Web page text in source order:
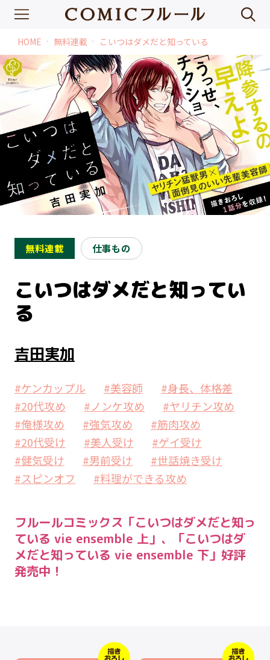
HOME chevron_right 無料連載 chevron_right こいつはダメだと知っている
無料連載 仕事もの
こいつはダメだと知ってい
る
吉田実加
#ケンカップル #美容師
#身長、体格差
#20代攻め
#ノンケ攻め
#ヤリチン攻め
#俺様攻め
#強気攻め
#筋肉攻め
#20代受け
#美人受け
#ゲイ受け
#健気受け
#男前受け
#世話焼き受け
#スピンオフ
#料理ができる攻め
フルールコミックス「こいつはダメだと知っ
ている vie ensemble 上」、「こいつはダ
メだと知っている vie ensemble 下」好評
発売中！